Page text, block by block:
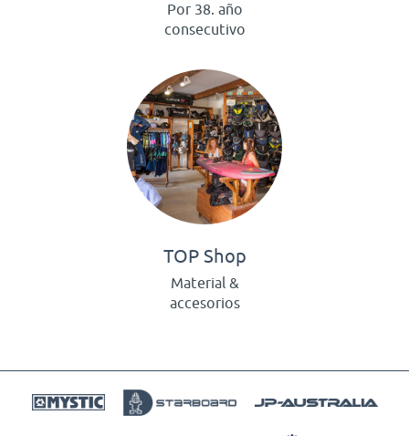
Por 38. año
consecutivo
TOP Shop
Material &
accesorios